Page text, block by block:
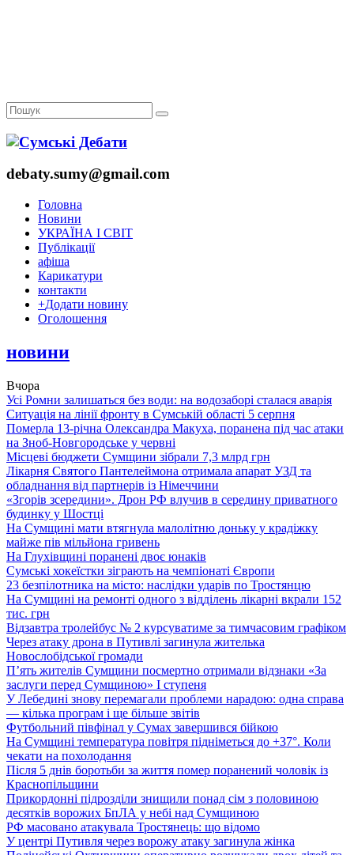
debaty.sumy@gmail.com
Головна
Новини
УКРАЇНА І СВІТ
Публікації
афіша
Карикатури
контакти
+Додати новину
Оголошення
новини
Вчора
Усі Ромни залишаться без води: на водозаборі сталася аварія
Ситуація на лінії фронту в Сумській області 5 серпня
Померла 13-річна Олександра Макуха, поранена під час атаки
на Зноб-Новгородське у червні
Місцеві бюджети Сумщини зібрали 7,3 млрд грн
Лікарня Святого Пантелеймона отримала апарат УЗД та
обладнання від партнерів із Німеччини
«Згорів зсередини». Дрон РФ влучив в середину приватного
будинку у Шостці
На Сумщині мати втягнула малолітню доньку у крадіжку
майже пів мільйона гривень
На Глухівщині поранені двоє юнаків
Сумські хокеїстки зіграють на чемпіонаті Європи
23 безпілотника на місто: наслідки ударів по Тростянцю
На Сумщині на ремонті одного з відділень лікарні вкрали 152
тис. грн
Відзавтра тролейбус № 2 курсуватиме за тимчасовим графіком
Через атаку дрона в Путивлі загинула жителька
Новослобідської громади
П’ять жителів Сумщини посмертно отримали відзнаки «За
заслуги перед Сумщиною» І ступеня
У Лебедині знову перемагали проблеми нарадою: одна справа
— кілька програм і ще більше звітів
Футбольний півфінал у Сумах завершився бійкою
На Сумщині температура повітря підніметься до +37°. Коли
чекати на похолодання
Після 5 днів боротьби за життя помер поранений чоловік із
Краснопільщини
Прикордонні підрозділи знищили понад сім з половиною
десятків ворожих БпЛА у небі над Сумщиною
РФ масовано атакувала Тростянець: що відомо
У центрі Путивля через ворожу атаку загинула жінка